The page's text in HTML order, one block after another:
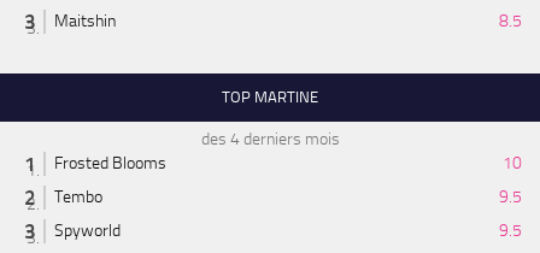
Maitshin
8.5
TOP MARTINE
des 4 derniers mois
Frosted Blooms
10
Tembo
9.5
Spyworld
9.5